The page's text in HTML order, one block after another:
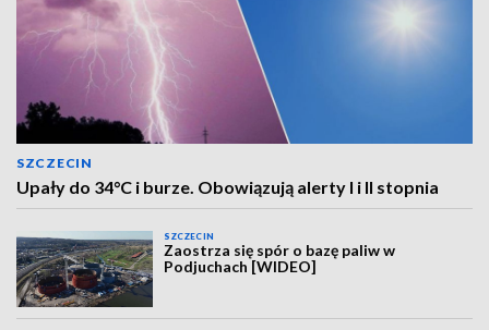
SZCZECIN
Upały do 34°C i burze. Obowiązują alerty I i II stopnia
SZCZECIN
Zaostrza się spór o bazę paliw w
Podjuchach [WIDEO]